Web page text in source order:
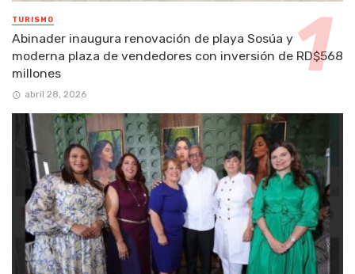
TURISMO
Abinader inaugura renovación de playa Sosúa y
moderna plaza de vendedores con inversión de RD$568
millones
abril 28, 2026